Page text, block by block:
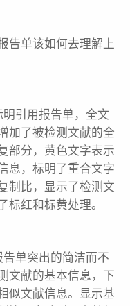
告单该如何去理解上
引用报告单，全文
加了被检测文献的全
部分，黄色文字表示
息，标明了重合文字
制比，显示了检测文
标红和标黄处理。
单突出的简洁而不
文献的基本信息，下
似文献信息。显示基